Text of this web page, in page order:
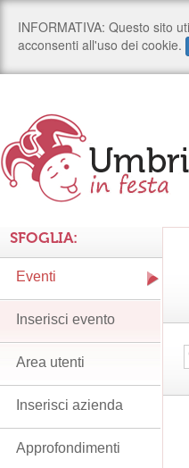
SFOGLIA:
Eventi
Inserisci evento
Area utenti
Inserisci azienda
Approfondimenti